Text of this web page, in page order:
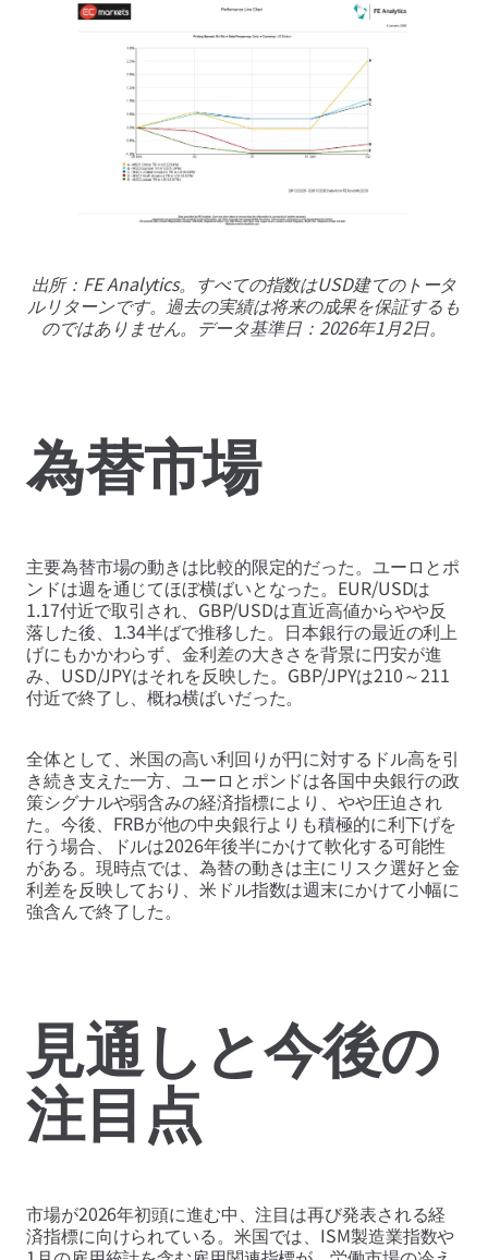
出所：FE Analytics。すべての指数はUSD建てのトータ
ルリターンです。過去の実績は将来の成果を保証するも
のではありません。データ基準日：2026年1月2日。
為替市場
主要為替市場の動きは比較的限定的だった。ユーロとポ
ンドは週を通じてほぼ横ばいとなった。EUR/USDは
1.17付近で取引され、GBP/USDは直近高値からやや反
落した後、1.34半ばで推移した。日本銀行の最近の利上
げにもかかわらず、金利差の大きさを背景に円安が進
み、USD/JPYはそれを反映した。GBP/JPYは210～211
付近で終了し、概ね横ばいだった。
全体として、米国の高い利回りが円に対するドル高を引
き続き支えた一方、ユーロとポンドは各国中央銀行の政
策シグナルや弱含みの経済指標により、やや圧迫され
た。今後、FRBが他の中央銀行よりも積極的に利下げを
行う場合、ドルは2026年後半にかけて軟化する可能性
がある。現時点では、為替の動きは主にリスク選好と金
利差を反映しており、米ドル指数は週末にかけて小幅に
強含んで終了した。
見通しと今後の
注目点
市場が2026年初頭に進む中、注目は再び発表される経
済指標に向けられている。米国では、ISM製造業指数や